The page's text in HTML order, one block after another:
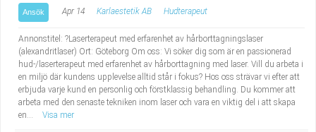
Ansök Apr 14 Karlaestetik AB Hudterapeut
Annonstitel: ?Laserterapeut med erfarenhet av hårborttagningslaser
(alexandritlaser) Ort: Göteborg Om oss: Vi söker dig som är en passionerad
hud-/laserterapeut med erfarenhet av hårborttagning med laser. Vill du arbeta i
en miljö där kundens upplevelse alltid står i fokus? Hos oss strävar vi efter att
erbjuda varje kund en personlig och förstklassig behandling. Du kommer att
arbeta med den senaste tekniken inom laser och vara en viktig del i att skapa
en...
Visa mer